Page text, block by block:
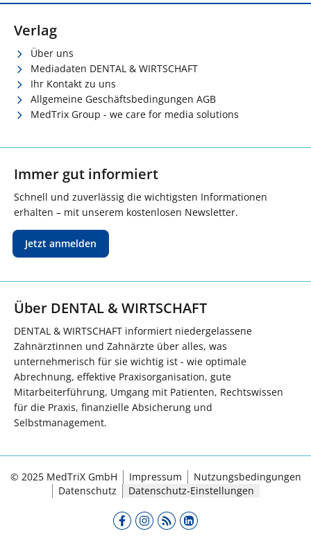
Verlag
Über uns
Mediadaten DENTAL & WIRTSCHAFT
Ihr Kontakt zu uns
Allgemeine Geschäftsbedingungen AGB
MedTrix Group - we care for media solutions
Immer gut informiert
Schnell und zuverlässig die wichtigsten Informationen
erhalten – mit unserem kostenlosen Newsletter.
Jetzt anmelden
Über DENTAL & WIRTSCHAFT
DENTAL & WIRTSCHAFT informiert niedergelassene
Zahnärztinnen und Zahnärzte über alles, was
unternehmerisch für sie wichtig ist - wie optimale
Abrechnung, effektive Praxisorganisation, gute
Mitarbeiterführung, Umgang mit Patienten, Rechtswissen
für die Praxis, finanzielle Absicherung und
Selbstmanagement.
© 2025 MedTriX GmbH Impressum
Nutzungsbedingungen
Datenschutz
Datenschutz-Einstellungen